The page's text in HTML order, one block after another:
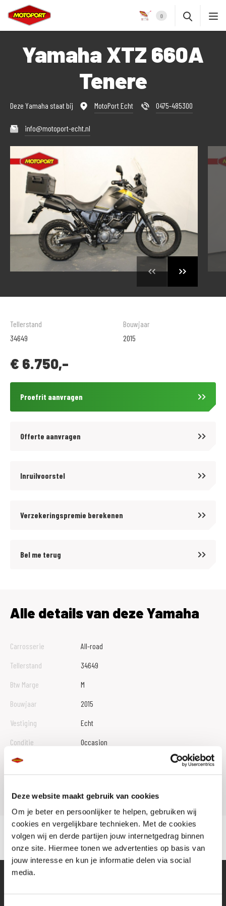
Deze website maakt gebruik van cookies
Om je beter en persoonlijker te helpen, gebruiken wij
cookies en vergelijkbare technieken. Met de cookies
volgen wij en derde partijen jouw internetgedrag binnen
onze site. Hiermee tonen we advertenties op basis van
jouw interesse en kun je informatie delen via social
media.
0
Yamaha XTZ 660A
Tenere
Deze Yamaha staat bij MotoPort Echt 0475-485300
info@motoport-echt.nl
Tellerstand
34649
Bouwjaar
2015
€ 6.750,-
Proefrit aanvragen
Offerte aanvragen
Inruilvoorstel
Verzekeringspremie berekenen
Bel me terug
Alle details van deze Yamaha
Carrosserie
All-road
Tellerstand
34649
Btw Marge
M
Bouwjaar
2015
Vestiging
Echt
Conditie
Occasion
Rijbewijs type